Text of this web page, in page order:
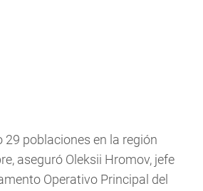
29 poblaciones en la región
aseguró Oleksii Hromov, jefe
Operativo Principal del